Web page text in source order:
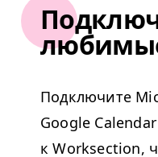
Подключите
Google
к Worksection,